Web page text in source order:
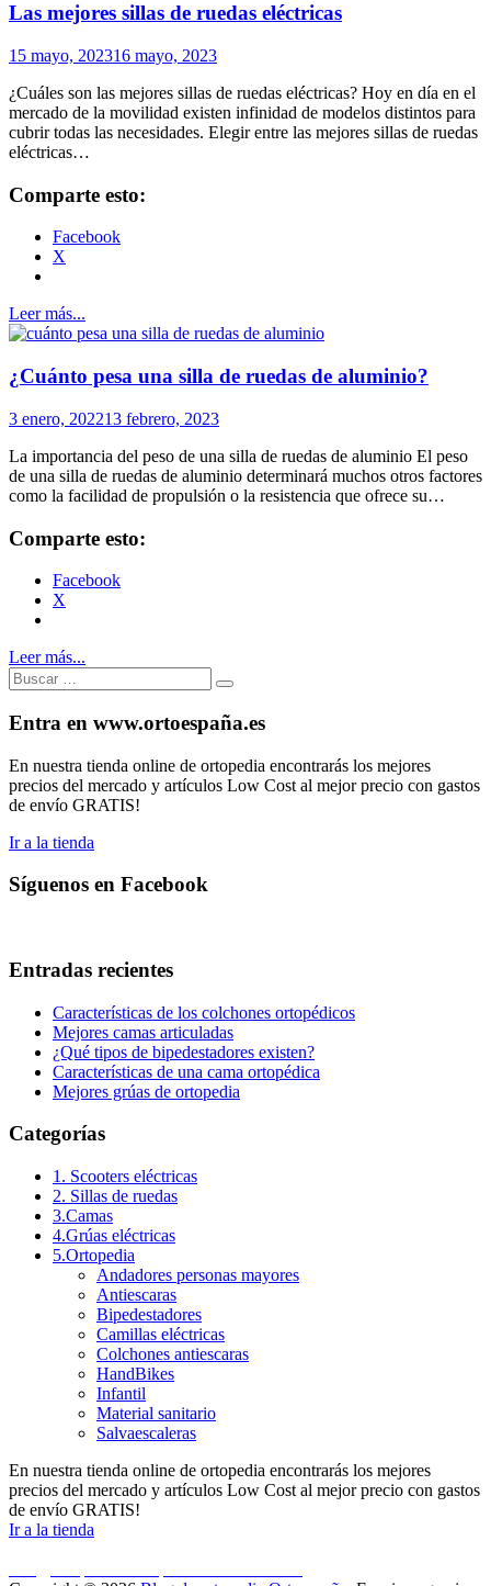
Las mejores sillas de ruedas eléctricas
15 mayo, 202316 mayo, 2023
¿Cuáles son las mejores sillas de ruedas eléctricas? Hoy en día en el
mercado de la movilidad existen infinidad de modelos distintos para
cubrir todas las necesidades. Elegir entre las mejores sillas de ruedas
eléctricas…
Comparte esto:
Facebook
X
Leer más...
¿Cuánto pesa una silla de ruedas de aluminio?
3 enero, 202213 febrero, 2023
La importancia del peso de una silla de ruedas de aluminio El peso
de una silla de ruedas de aluminio determinará muchos otros factores
como la facilidad de propulsión o la resistencia que ofrece su…
Comparte esto:
Facebook
X
Leer más...
Buscar:
Buscar
Entra en www.ortoespaña.es
En nuestra tienda online de ortopedia encontrarás los mejores
precios del mercado y artículos Low Cost al mejor precio con gastos
de envío GRATIS!
Ir a la tienda
Síguenos en Facebook
Entradas recientes
Características de los colchones ortopédicos
Mejores camas articuladas
¿Qué tipos de bipedestadores existen?
Características de una cama ortopédica
Mejores grúas de ortopedia
Categorías
1. Scooters eléctricas
2. Sillas de ruedas
3.Camas
4.Grúas eléctricas
5.Ortopedia
Andadores personas mayores
Antiescaras
Bipedestadores
Camillas eléctricas
Colchones antiescaras
HandBikes
Infantil
Material sanitario
Salvaescaleras
En nuestra tienda online de ortopedia encontrarás los mejores
precios del mercado y artículos Low Cost al mejor precio con gastos
de envío GRATIS!
Ir a la tienda